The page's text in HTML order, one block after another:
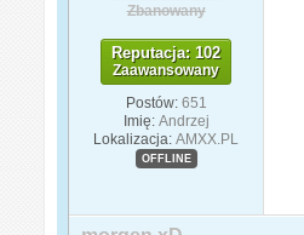
Zbanowany
Reputacja: 102
Zaawansowany
Postów: 651
Imię: Andrzej
Lokalizacja: AMXX.PL
OFFLINE